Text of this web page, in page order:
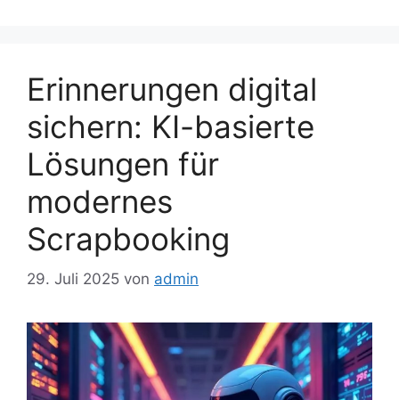
Erinnerungen digital
sichern: KI-basierte
Lösungen für
modernes
Scrapbooking
29. Juli 2025 von admin